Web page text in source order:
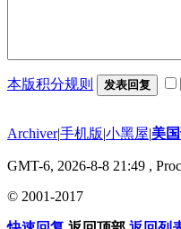
本版积分规则 发表回复
Archiver|手机版|小黑屋|美
GMT-6, 2026-8-8 21:49 ,
© 2001-2017